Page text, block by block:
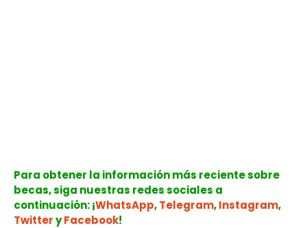
Para obtener la información más reciente sobre
becas, siga nuestras redes sociales a
continuación: ¡WhatsApp,Telegram,Instagram,
TwitteryFacebook!